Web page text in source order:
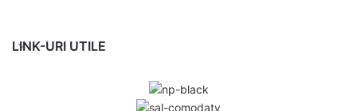
LINK-URI UTILE